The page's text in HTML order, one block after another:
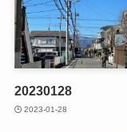
20230128
2023-01-28